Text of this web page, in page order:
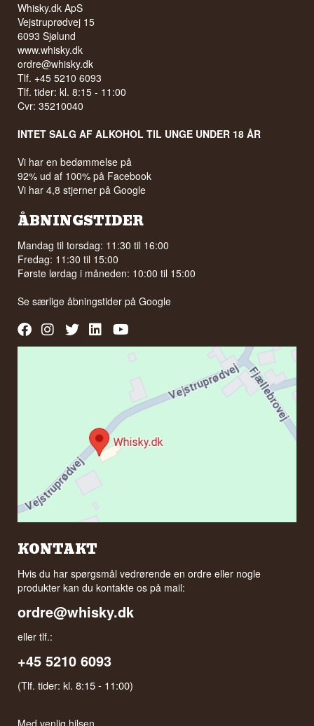
Whisky.dk ApS
Vejstruprødvej 15
6093 Sjølund
www.whisky.dk
ordre@whisky.dk
Tlf. +45 5210 6093
Tlf. tider: kl. 8:15 - 11:00
Cvr: 35210040
INTET SALG AF ALKOHOL TIL UNGE UNDER 18 ÅR
Vi har en bedømmelse på
92% ud af 100% på Facebook
Vi har 4,8 stjerner på Google
ÅBNINGSTIDER
Mandag til torsdag: 11:30 til 16:00
Fredag: 11:30 til 15:00
Første lørdag i måneden: 10:00 til 15:00
Se særlige åbningstider påGoogle
KONTAKT
Hvis du har spørgsmål vedrørende en ordre eller nogle
produkter kan du kontakte os på mail:
ordre@whisky.dk
eller tlf.:
+45 5210 6093
(Tlf. tider: kl. 8:15 - 11:00)